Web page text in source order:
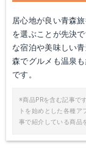
居心地が良い青森
を選ぶことが先決
な宿泊や美味しい
森でグルメも温泉
です。
※商品PRを含む記事で
トを始めとした各種ア
事で紹介している商品